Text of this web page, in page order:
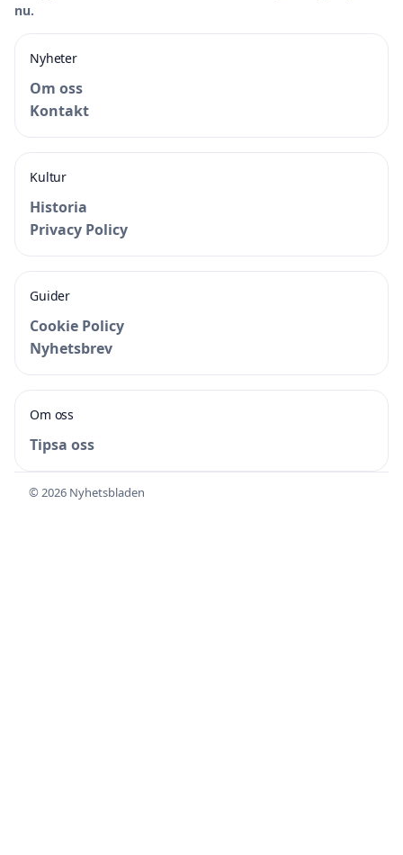
nu.
Nyheter
Om oss
Kontakt
Kultur
Historia
Privacy Policy
Guider
Cookie Policy
Nyhetsbrev
Om oss
Tipsa oss
© 2026 Nyhetsbladen